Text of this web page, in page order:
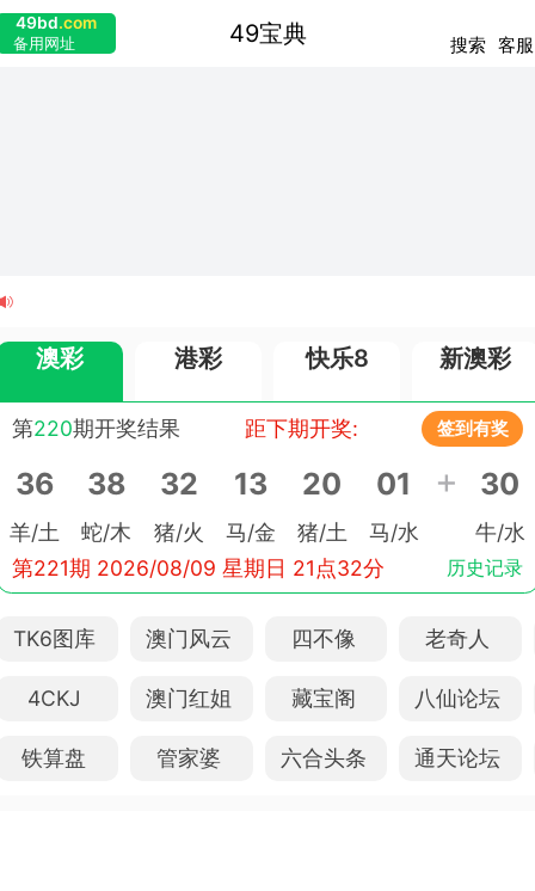
49bd.com
备用网址 49宝典 搜索 客服
澳彩 港彩 快乐8 新澳彩
第220期开奖结果 距下期开奖: 签到有奖
36
羊/土
38
蛇/木
32
猪/火
13
马/金
20
猪/土
01
马/水
+ 30
牛/水
第221期 2026/08/09 星期日 21点32分
历史记录
TK6图库
4CKJ
铁算盘
澳门风云
澳门红姐
管家婆
四不像
藏宝阁
六合头条
老奇人
八仙论坛
通天论坛